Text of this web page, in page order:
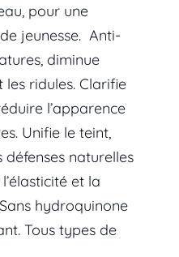
pour une
jeunesse. Anti-
diminue
ridules. Clarifie
l’apparence
Unifie le teint,
naturelles
et la
hydroquinone
Tous types de